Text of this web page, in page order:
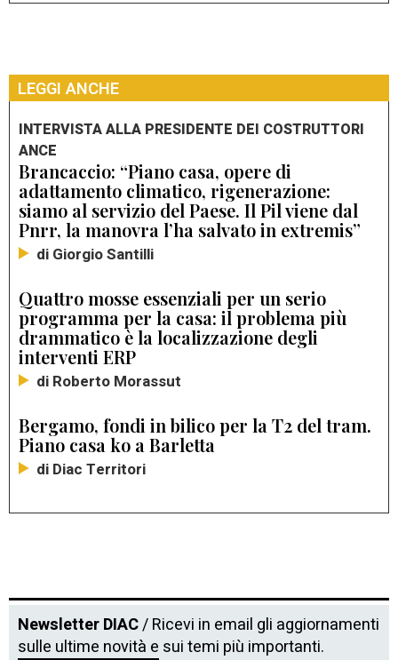
LEGGI ANCHE
INTERVISTA ALLA PRESIDENTE DEI COSTRUTTORI
ANCE
Brancaccio: “Piano casa, opere di
adattamento climatico, rigenerazione:
siamo al servizio del Paese. Il Pil viene dal
Pnrr, la manovra l’ha salvato in extremis”
di Giorgio Santilli
Quattro mosse essenziali per un serio
programma per la casa: il problema più
drammatico è la localizzazione degli
interventi ERP
di Roberto Morassut
Bergamo, fondi in bilico per la T2 del tram.
Piano casa ko a Barletta
di Diac Territori
Newsletter DIAC/ Ricevi in email gli aggiornamenti
sulle ultime novità e sui temi più importanti.